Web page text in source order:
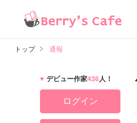
トップ 通報
デビュー作家436人！
ログイン